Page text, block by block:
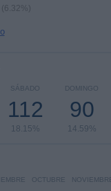
(6.32%)
SÁBADO
112
18.15%
DOMINGO
90
14.59%
OCTUBRE NOVIEMBRE